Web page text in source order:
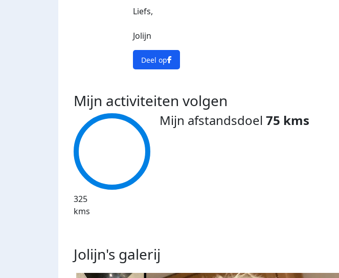
Liefs,
Jolijn
Deel op
Mijn activiteiten volgen
325
kms
Mijn afstandsdoel 75 kms
Jolijn's galerij